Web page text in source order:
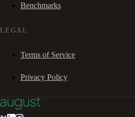
Benchmarks
LEGAL
Terms of Service
Privacy Policy